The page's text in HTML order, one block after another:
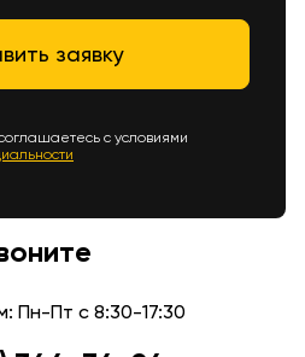
с условиями
Пн-Пт с 8:30-17:30